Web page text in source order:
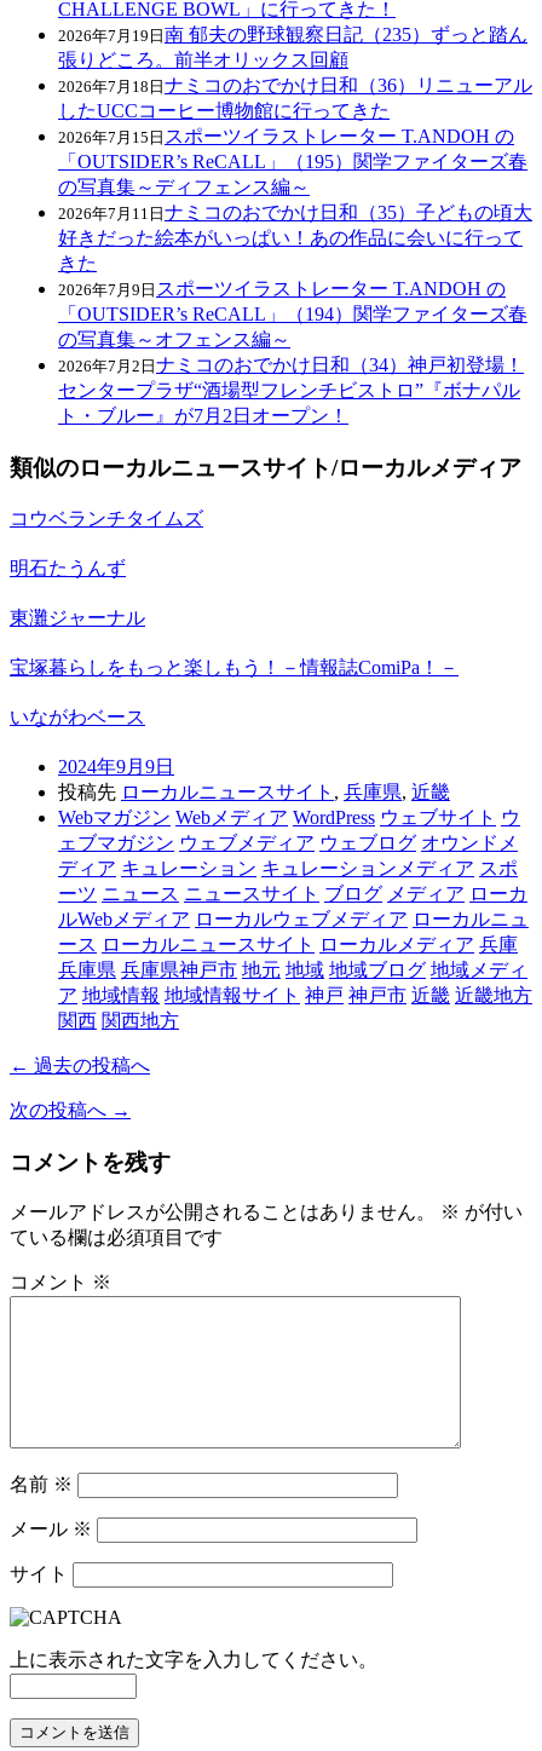
CHALLENGE BOWL」に行ってきた！
2026年7月19日 南 郁夫の野球観察日記（235）ずっと踏ん
張りどころ。前半オリックス回顧
2026年7月18日 ナミコのおでかけ日和（36）リニューアル
したUCCコーヒー博物館に行ってきた
2026年7月15日 スポーツイラストレーター T.ANDOH の
「OUTSIDER’s ReCALL」（195）関学ファイターズ春
の写真集～ディフェンス編～
2026年7月11日 ナミコのおでかけ日和（35）子どもの頃大
好きだった絵本がいっぱい！あの作品に会いに行って
きた
2026年7月9日 スポーツイラストレーター T.ANDOH の
「OUTSIDER’s ReCALL」（194）関学ファイターズ春
の写真集～オフェンス編～
2026年7月2日 ナミコのおでかけ日和（34）神戸初登場！
センタープラザ“酒場型フレンチビストロ”『ボナパル
ト・ブルー』が7月2日オープン！
類似のローカルニュースサイト/ローカルメディア
コウベランチタイムズ
明石たうんず
東灘ジャーナル
宝塚暮らしをもっと楽しもう！－情報誌ComiPa！－
いながわベース
2024年9月9日
投稿先 ローカルニュースサイト , 兵庫県, 近畿
Webマガジン Webメディア WordPress ウェブサイト ウ
ェブマガジン ウェブメディア ウェブログ オウンドメ
ディア キュレーション キュレーションメディア スポ
ーツ ニュース ニュースサイト ブログ メディア ローカ
ルWebメディア ローカルウェブメディア ローカルニュ
ース ローカルニュースサイト ローカルメディア 兵庫
兵庫県 兵庫県神戸市 地元 地域 地域ブログ 地域メディ
ア 地域情報 地域情報サイト 神戸 神戸市 近畿 近畿地方
関西 関西地方
← 過去の投稿へ
次の投稿へ →
コメントを残す
メールアドレスが公開されることはありません。 ※ が付い
ている欄は必須項目です
コメント ※
名前 ※
メール ※
サイト
上に表示された文字を入力してください。